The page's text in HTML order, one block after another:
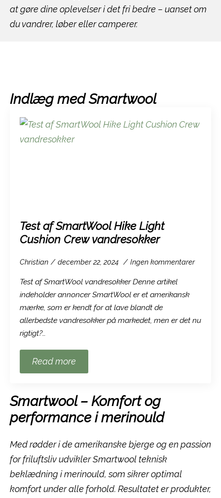
at gøre dine oplevelser i det fri bedre – uanset om
du vandrer, løber eller camperer.
Indlæg med Smartwool
Test af SmartWool Hike Light
Cushion Crew vandresokker
Christian december 22, 2024 Ingen kommentarer
Test af SmartWool vandresokker Denne artikel
indeholder annoncer SmartWool er et amerikansk
mærke, som er kendt for at lave blandt de
allerbedste vandresokker på markedet, men er det nu
rigtigt?…
Read more
Smartwool – Komfort og
performance i merinould
Med rødder i de amerikanske bjerge og en passion
for friluftsliv udvikler Smartwool teknisk
beklædning i merinould, som sikrer optimal
komfort under alle forhold. Resultatet er produkter,